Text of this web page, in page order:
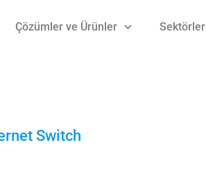
Çözümler ve Ürünler Sektörler
Switch